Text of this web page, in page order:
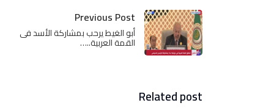
Previous Post
أبو الغيط يرحب بمشاركة الأسد فى
القمة العربية..…
Related post